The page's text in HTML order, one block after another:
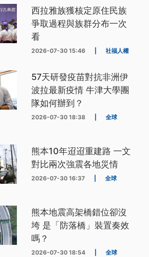
西拉雅族獲核定原住民族
爭取過程與族群分布一次
看
2026-07-30 15:46 社福人權
57天研發疫苗對抗非洲伊
波拉最新疫情 牛津大學團
隊如何辦到？
2026-07-30 18:38 全球
熊本10年迢迢重建路 一文
對比兩次強震各地災情
2026-07-30 16:37 全球
熊本地震高架橋錯位卻沒
垮 是「防落橋」裝置奏效
嗎？
2026-07-30 18:54 全球